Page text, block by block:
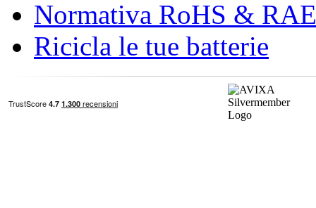
Normativa RoHS &
Ricicla le tue batterie